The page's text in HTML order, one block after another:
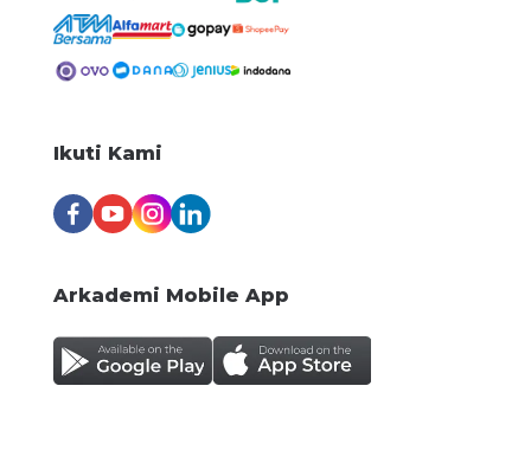
Waste4Change
Bekasi Kota
Centralized Product Development
West Jakarta
Ikuti Kami
Arkademi Mobile App